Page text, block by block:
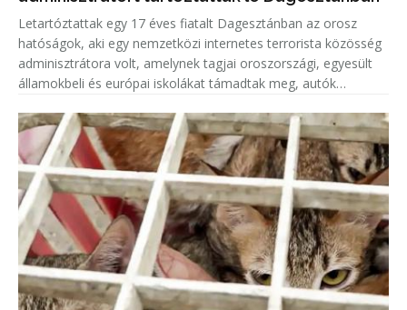
Letartóztattak egy 17 éves fiatalt Dagesztánban az orosz
hatóságok, aki egy nemzetközi internetes terrorista közösség
adminisztrátora volt, amelynek tagjai oroszországi, egyesült
államokbeli és európai iskolákat támadtak meg, autók